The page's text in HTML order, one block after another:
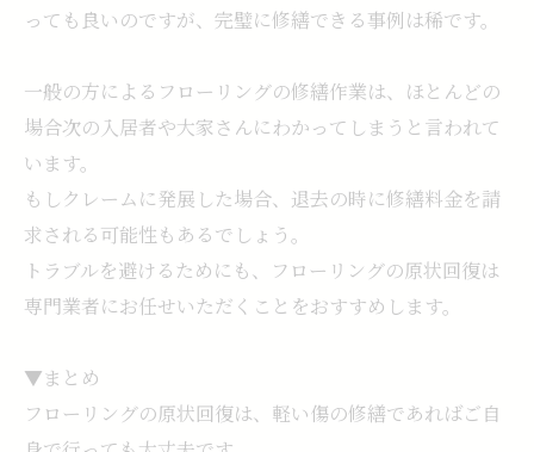
っても良いのですが、完璧に修繕できる事例は稀です。
一般の方によるフローリングの修繕作業は、ほとんどの
場合次の入居者や大家さんにわかってしまうと言われて
います。
もしクレームに発展した場合、退去の時に修繕料金を請
求される可能性もあるでしょう。
トラブルを避けるためにも、フローリングの原状回復は
専門業者にお任せいただくことをおすすめします。
▼まとめ
フローリングの原状回復は、軽い傷の修繕であればご自